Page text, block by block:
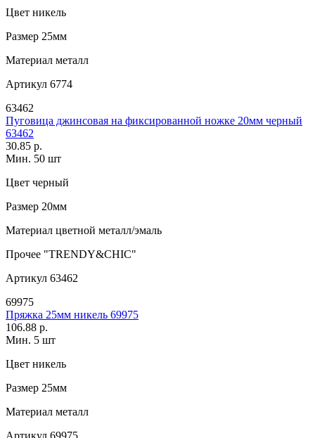
Цвет никель
Размер 25мм
Материал металл
Артикул 6774
63462
Пуговица джинсовая на фиксированной ножке 20мм черный
63462
30.85 р.
Мин. 50 шт
Цвет черный
Размер 20мм
Материал цветной металл/эмаль
Прочее "TRENDY&CHIC"
Артикул 63462
69975
Пряжка 25мм никель 69975
106.88 р.
Мин. 5 шт
Цвет никель
Размер 25мм
Материал металл
Артикул 69975